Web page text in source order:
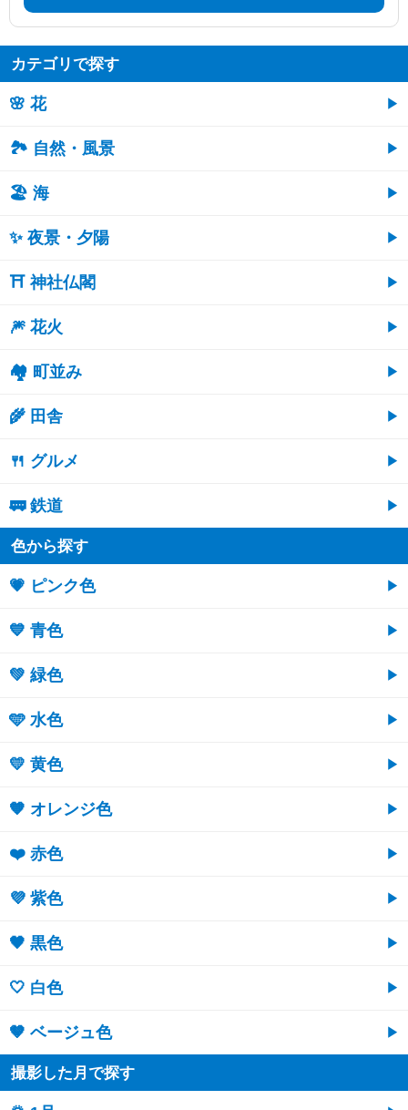
カテゴリで探す
🌸 花
🏞️ 自然・風景
🏖 海
✨ 夜景・夕陽
⛩ 神社仏閣
🎆 花火
🏘 町並み
🌾 田舎
🍴 グルメ
🚃 鉄道
色から探す
💗 ピンク色
💙 青色
💚 緑色
🩵 水色
💛 黄色
🧡 オレンジ色
❤️ 赤色
💜 紫色
🖤 黒色
🤍 白色
🤎 ベージュ色
撮影した月で探す